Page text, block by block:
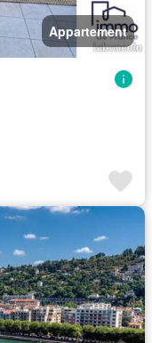
Appartement